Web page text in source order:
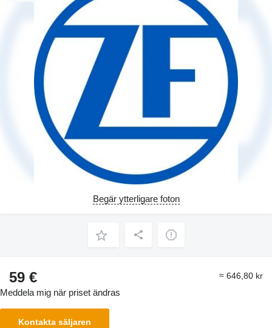
Begär ytterligare foton
59 € ≈ 646,80 kr
Meddela mig när priset ändras
Kontakta säljaren